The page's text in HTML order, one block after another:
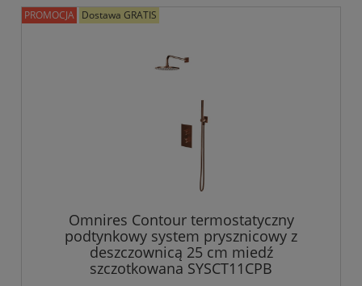
Omnires Contour termostatyczny
podtynkowy system prysznicowy z
deszczownicą 25 cm miedź
szczotkowana SYSCT11CPB
PROMOCJA Dostawa GRATIS